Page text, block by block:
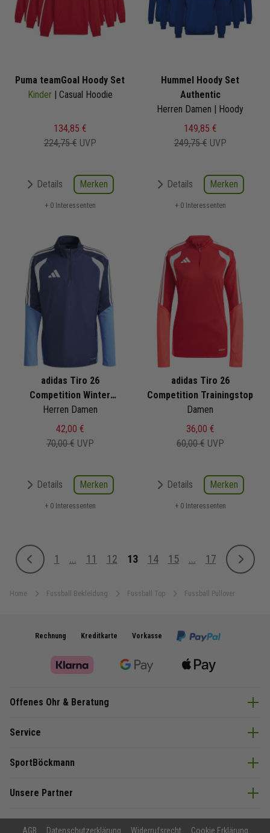
Home Fussball Bekleidung Fussball Top Fussball Pullover
Puma teamGoal Hoody Set
Kinder | Casual Hoodie
134,85 €
224,75 € UVP
Details Merken
+ 0 Interessenten
Hummel Hoody Set
Authentic
Herren Damen | Hoody
149,85 €
249,75 € UVP
Details Merken
+ 0 Interessenten
adidas Tiro 26
Competition Winter
Trainingstop
Herren Damen
42,00 €
70,00 € UVP
Details Merken
+ 0 Interessenten
adidas Tiro 26
Competition Trainingstop
Damen
36,00 €
60,00 € UVP
Details Merken
+ 0 Interessenten
Seite
ZurückSeite
1 ...
Seite
11
Seite
12
Sie lesen gerade Seite
13
Seite
14
Seite
15 ...
Seite
17
Weiter
Rechnung Kreditkarte Vorkasse
Offenes Ohr & Beratung
Service
SportBöckmann
Unsere Partner
AGB Datenschutzerklärung Widerrufsrecht Cookie Erklärung